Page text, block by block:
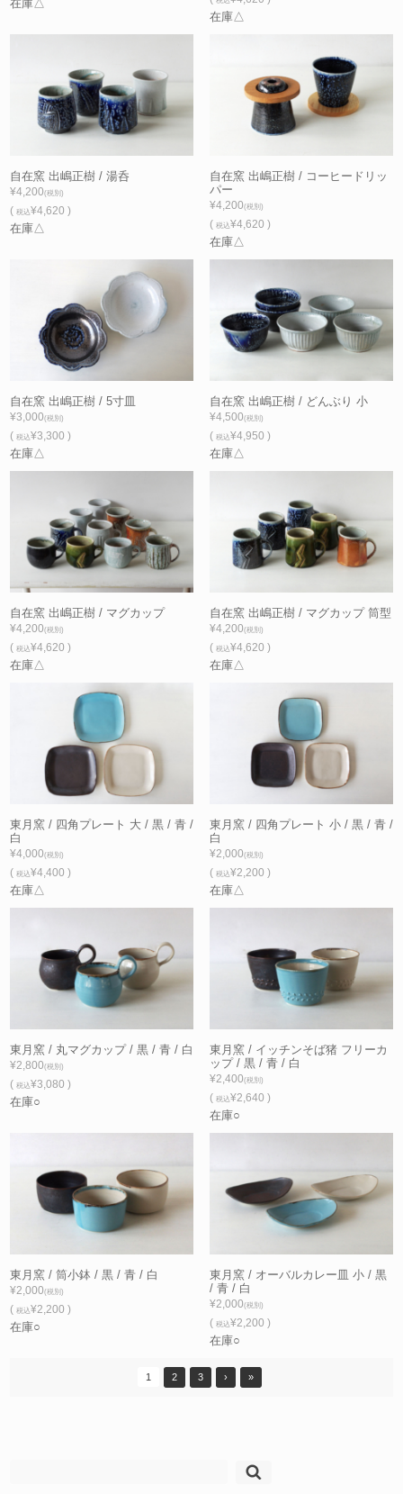
在庫△
在庫△
自在窯 出嶋正樹 / 湯呑
¥4,200(税別)
(税込¥4,620 )
在庫△
自在窯 出嶋正樹 / コーヒードリッ
パー
¥4,200(税別)
( 税込¥4,620 )
在庫△
自在窯 出嶋正樹 / 5寸皿
¥3,000(税別)
(税込¥3,300 )
在庫△
自在窯 出嶋正樹 / どんぶり 小
¥4,500(税別)
( 税込¥4,950 )
在庫△
自在窯 出嶋正樹 / マグカップ
¥4,200(税別)
(税込¥4,620 )
在庫△
自在窯 出嶋正樹 / マグカップ 筒型
¥4,200(税別)
( 税込¥4,620 )
在庫△
東月窯 / 四角プレート 大 / 黒 / 青 /
白
¥4,000(税別)
(税込¥4,400 )
在庫△
東月窯 / 四角プレート 小 / 黒 / 青 /
白
¥2,000(税別)
( 税込¥2,200 )
在庫△
東月窯 / 丸マグカップ / 黒 / 青 / 白
¥2,800(税別)
(税込¥3,080 )
在庫○
東月窯 / イッチンそば猪 フリーカ
ップ / 黒 / 青 / 白
¥2,400(税別)
( 税込¥2,640 )
在庫○
東月窯 / 筒小鉢 / 黒 / 青 / 白
¥2,000(税別)
(税込¥2,200 )
在庫○
東月窯 / オーバルカレー皿 小 / 黒
/ 青 / 白
¥2,000(税別)
( 税込¥2,200 )
在庫○
1 2 3 › »